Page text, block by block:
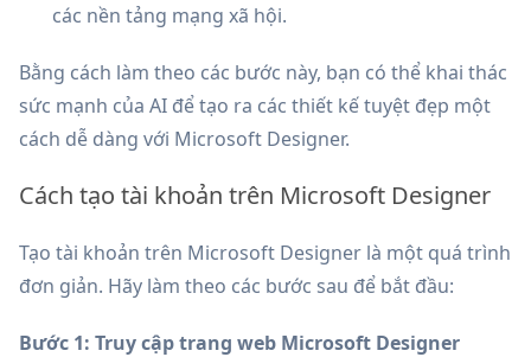
các nền tảng mạng xã hội.
Bằng cách làm theo các bước này, bạn có thể khai thác
sức mạnh của AI để tạo ra các thiết kế tuyệt đẹp một
cách dễ dàng với Microsoft Designer.
Cách tạo tài khoản trên Microsoft Designer
Tạo tài khoản trên Microsoft Designer là một quá trình
đơn giản. Hãy làm theo các bước sau để bắt đầu:
Bước 1: Truy cập trang web Microsoft Designer